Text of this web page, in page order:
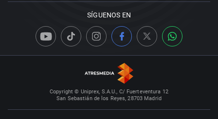
SÍGUENOS EN
Copyright © Uniprex, S.A.U., C/ Fuerteventura 12
San Sebastián de los Reyes, 28703 Madrid